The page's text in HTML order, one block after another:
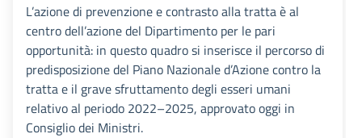
L’azione di prevenzione e contrasto alla tratta è al
centro dell’azione del Dipartimento per le pari
opportunità: in questo quadro si inserisce il percorso di
predisposizione del Piano Nazionale d’Azione contro la
tratta e il grave sfruttamento degli esseri umani
relativo al periodo 2022–2025, approvato oggi in
Consiglio dei Ministri.